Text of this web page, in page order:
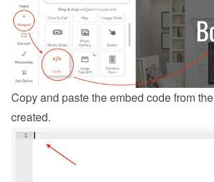
Copy and paste the embed code from the
created.